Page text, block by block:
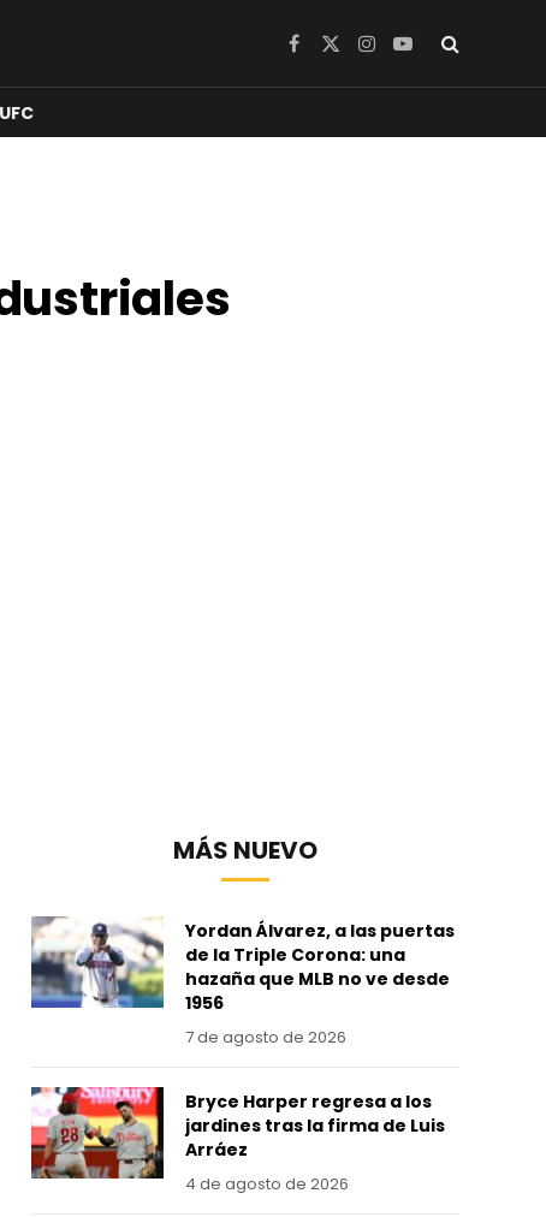
Facebook
X
Instagram
YouTube
UFC
MÁS NUEVO
Yordan Álvarez, a las puertas
de la Triple Corona: una
hazaña que MLB no ve desde
1956
7 de agosto de 2026
Bryce Harper regresa a los
jardines tras la firma de Luis
Arráez
4 de agosto de 2026